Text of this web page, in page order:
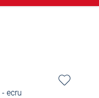
- ecru